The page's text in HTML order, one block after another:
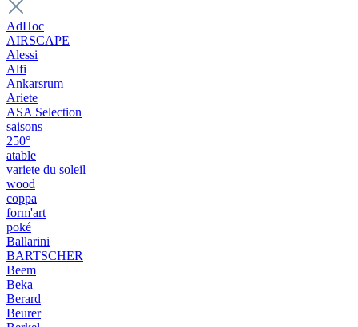
AdHoc
AIRSCAPE
Alessi
Alfi
Ankarsrum
Ariete
ASA Selection
saisons
250°
atable
variete du soleil
wood
coppa
form'art
poké
Ballarini
BARTSCHER
Beem
Beka
Berard
Beurer